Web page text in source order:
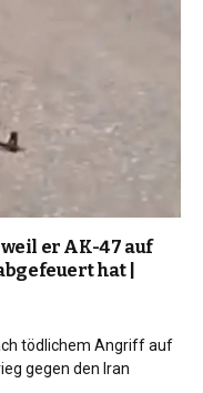
er AK-47 auf
hat |